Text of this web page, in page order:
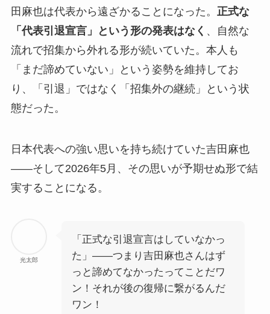
田麻也は代表から遠ざかることになった。 正式な
「代表引退宣言」という形の発表はなく 、自然な
流れで招集から外れる形が続いていた。本人も
「まだ諦めていない」という姿勢を維持してお
り、「引退」ではなく「招集外の継続」という状
態だった。
日本代表への強い思いを持ち続けていた吉田麻也
——そして2026年5月、その思いが予期せぬ形で結
実することになる。
光太郎
「正式な引退宣言はしていなかっ
た」——つまり吉田麻也さんはず
っと諦めてなかったってことだワ
ン！それが後の復帰に繋がるんだ
ワン！